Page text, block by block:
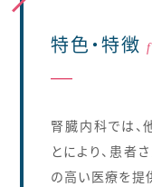
特色・特徴
━
腎臓内科では、
とにより、患者
の高い医療を提